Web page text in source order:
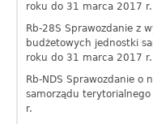
roku do 31 marca 2017 r.
Rb-28S Sprawozdanie z
budżetowych jednostki
roku do 31 marca 2017 r.
Rb-NDS Sprawozdanie o
samorządu
r.